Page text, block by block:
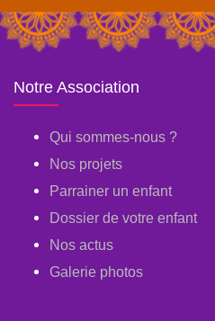
Notre Association
Qui sommes-nous ?
Nos projets
Parrainer un enfant
Dossier de votre enfant
Nos actus
Galerie photos